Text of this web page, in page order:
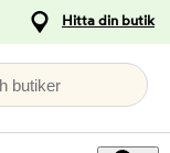
Hitta din butik
butiker